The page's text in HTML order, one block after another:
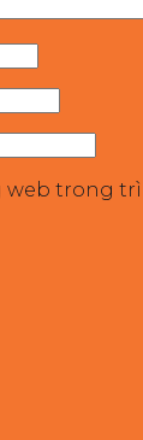
web trong